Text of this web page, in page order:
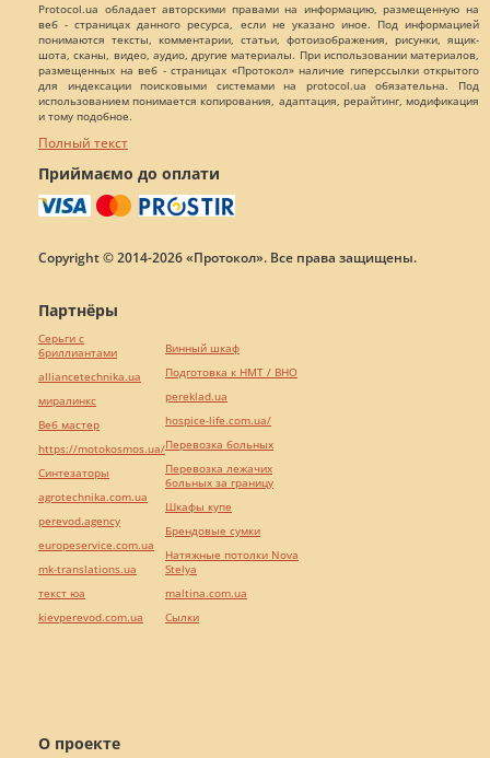
Protocol.ua обладает авторскими правами на информацию, размещенную на
веб - страницах данного ресурса, если не указано иное. Под информацией
понимаются тексты, комментарии, статьи, фотоизображения, рисунки, ящик-
шота, сканы, видео, аудио, другие материалы. При использовании материалов,
размещенных на веб - страницах «Протокол» наличие гиперссылки открытого
для индексации поисковыми системами на protocol.ua обязательна. Под
использованием понимается копирования, адаптация, рерайтинг, модификация
и тому подобное.
Полный текст
Приймаємо до оплати
Copyright © 2014-2026 «Протокол». Все права защищены.
О проекте
Партнёры
Серьги с
бриллиантами
alliancetechnika.ua
миралинкс
Веб мастер
https://motokosmos.ua/
Синтезаторы
agrotechnika.com.ua
perevod.agency
europeservice.com.ua
mk-translations.ua
текст юа
kievperevod.com.ua
Винный шкаф
Подготовка к НМТ / ВНО
pereklad.ua
hospice-life.com.ua/
Перевозка больных
Перевозка лежачих
больных за границу
Шкафы купе
Брендовые сумки
Натяжные потолки Nova
Stelya
maltina.com.ua
Cылки